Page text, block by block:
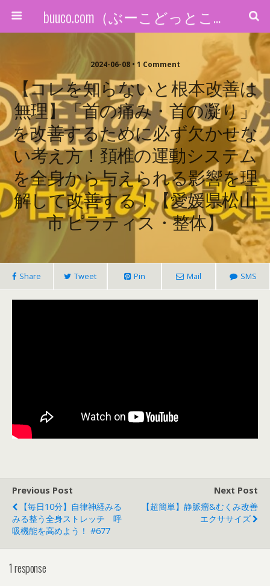
buuco.com（ぶーこどっとこむ）
2024-06-08 • 1 Comment
【コレを知らないと根本改善は
無理】「首の痛み・首の凝り」
を改善するために必ず欠かせな
い考え方！頚椎の運動システム
を全身から与えられる影響を理
解して改善する！【愛媛県松山
市 ピラティス・整体】
Share Tweet Pin Mail SMS
Previous Post
【毎日10分】自律神経みる
みる整う全身ストレッチ 呼
吸機能を高めよう！ #677
Next Post
【超簡単】静脈瘤&むくみ改善
エクササイズ
1 response